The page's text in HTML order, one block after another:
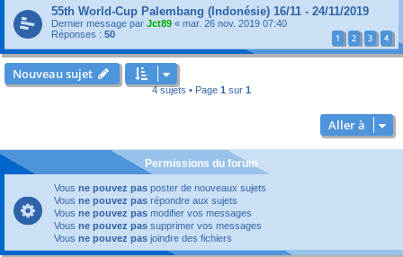
55th World-Cup Palembang (Indonésie) 16/11 - 24/11/2019
Dernier message par Jct89 « mar. 26 nov. 2019 07:40
Réponses : 50 1 2 3 4
Nouveau sujet
4 sujets • Page 1 sur 1
Aller à
Permissions du forum
Vous ne pouvez pas poster de nouveaux sujets
Vous ne pouvez pas répondre aux sujets
Vous ne pouvez pas modifier vos messages
Vous ne pouvez pas supprimer vos messages
Vous ne pouvez pas joindre des fichiers